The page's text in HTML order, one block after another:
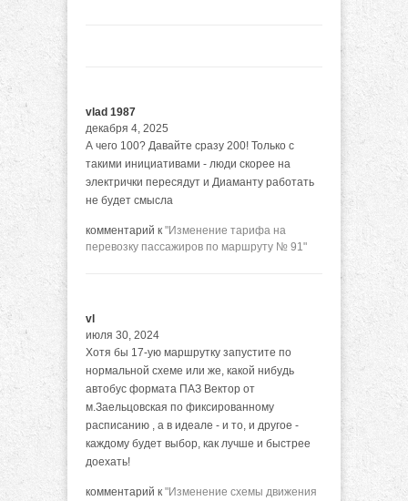
vlad 1987
декабря 4, 2025
А чего 100? Давайте сразу 200! Только с
такими инициативами - люди скорее на
электрички пересядут и Диаманту работать
не будет смысла
комментарий к "Изменение тарифа на
перевозку пассажиров по маршруту № 91"
vl
июля 30, 2024
Хотя бы 17-ую маршрутку запустите по
нормальной схеме или же, какой нибудь
автобус формата ПАЗ Вектор от
м.Заельцовская по фиксированному
расписанию , а в идеале - и то, и другое -
каждому будет выбор, как лучше и быстрее
доехать!
комментарий к "Изменение схемы движения